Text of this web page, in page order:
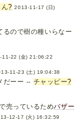
ん? 2013-11-17 (日)
るので樹の種いらなー
11-22 (金) 21:06:22
11-23 (土) 19:04:38
だーー -- チャッピー?
売っているためバザー
12-17 (火) 16:32:59